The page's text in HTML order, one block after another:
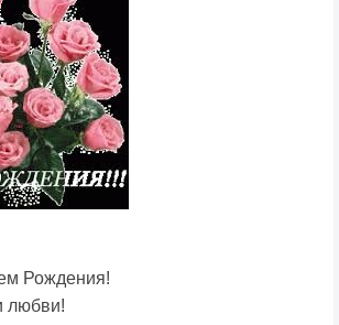
Рождения!
любви!